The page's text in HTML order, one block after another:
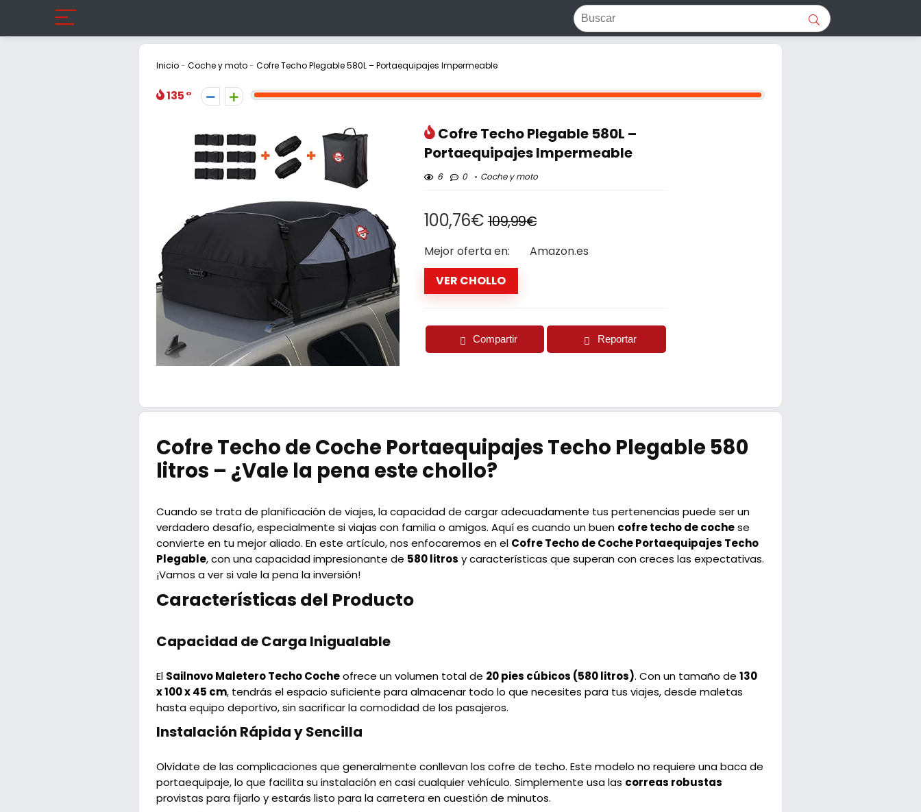
Inicio- Coche y moto- Cofre Techo Plegable 580L – Portaequipajes Impermeable
135
Cofre Techo Plegable 580L –
Portaequipajes Impermeable
6 0 Coche y moto
100,76€ 109,99€
Mejor oferta en:
Amazon.es
VER CHOLLO
Compartir Reportar
Cofre Techo de Coche Portaequipajes Techo Plegable 580
litros – ¿Vale la pena este chollo?
Cuando se trata de planificación de viajes, la capacidad de cargar adecuadamente tus pertenencias puede ser un
verdadero desafío, especialmente si viajas con familia o amigos. Aquí es cuando un buen cofre techo de cochese
convierte en tu mejor aliado. En este artículo, nos enfocaremos en el Cofre Techo de Coche Portaequipajes Techo
Plegable, con una capacidad impresionante de 580 litros y características que superan con creces las expectativas.
¡Vamos a ver si vale la pena la inversión!
Características del Producto
Capacidad de Carga Inigualable
El Sailnovo Maletero Techo Cocheofrece un volumen total de 20 pies cúbicos (580 litros). Con un tamaño de 130
x 100 x 45 cm, tendrás el espacio suficiente para almacenar todo lo que necesites para tus viajes, desde maletas
hasta equipo deportivo, sin sacrificar la comodidad de los pasajeros.
Instalación Rápida y Sencilla
Olvídate de las complicaciones que generalmente conllevan los cofre de techo. Este modelo no requiere una baca de
portaequipaje, lo que facilita su instalación en casi cualquier vehículo. Simplemente usa las correas robustas
provistas para fijarlo y estarás listo para la carretera en cuestión de minutos.